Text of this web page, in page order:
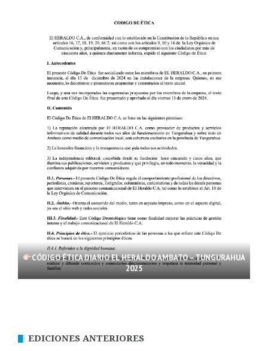
CÓDIGO ÉTICA DIARIO EL HERALDO AMBATO – TUNGURAHUA
2025
EDICIONES ANTERIORES